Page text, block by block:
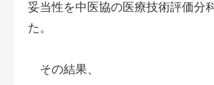
妥当性を中医協の医療技術評価分
た。
その結果、